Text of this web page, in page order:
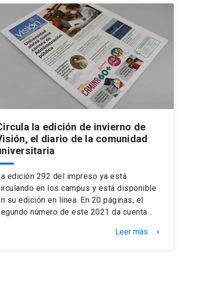
la edición de invierno de
el diario de la comunidad
edición 292 del impreso ya está
en los campus y está disponible
su edición en línea. En 20 páginas, el
número de este 2021 da cuenta…
Leer más keyboard_arrow_right